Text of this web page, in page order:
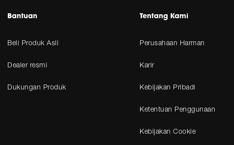
Bantuan
Beli Produk Asli
Dealer resmi
Dukungan Produk
Tentang Kami
Perusahaan Harman
Karir
Kebijakan Pribadi
Ketentuan Penggunaan
Kebijakan Cookie